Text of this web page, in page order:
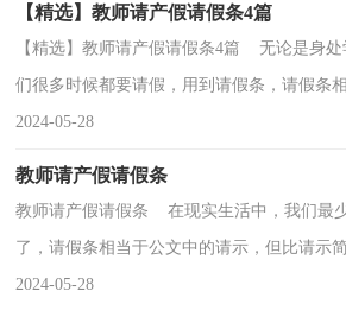
【精选】教师请产假请假条4篇
【精选】教师请产假请假条4篇 无论是身
们很多时候都要请假，用到请假条，请假条
但比请示简便、灵活。大家知道怎么写请假
2024-05-28
教师请产假请假条
教师请产假请假条 在现实生活中，我们最
了，请假条相当于公文中的请示，但比请示
么写请假条才是正确的吗？以下是小编帮大
2024-05-28